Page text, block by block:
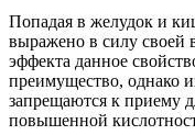
Попадая в желудок и
выражено в силу своей
эффекта данное
преимущество, однако
запрещаются к приему
повышенной